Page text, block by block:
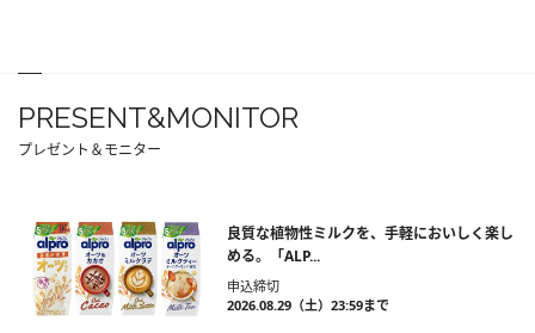
PRESENT&MONITOR
プレゼント＆モニター
良質な植物性ミルクを、手軽においしく楽し
める。「ALP...
申込締切
2026.08.29（土）23:59まで